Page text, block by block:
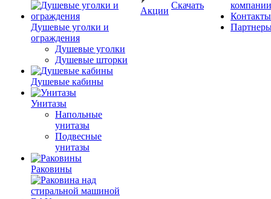
Душевые уголки и
ограждения
Душевые уголки
Душевые шторки
Душевые кабины
Унитазы
Напольные
унитазы
Подвесные
унитазы
Раковины
Акции
Скачать
компании
Контакты